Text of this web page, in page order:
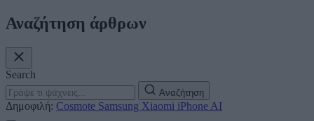
Αναζήτηση άρθρων
Search
Αναζήτηση
Δημοφιλή: Cosmote Samsung Xiaomi iPhone AI